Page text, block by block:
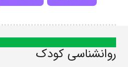
روانشناسی کودک